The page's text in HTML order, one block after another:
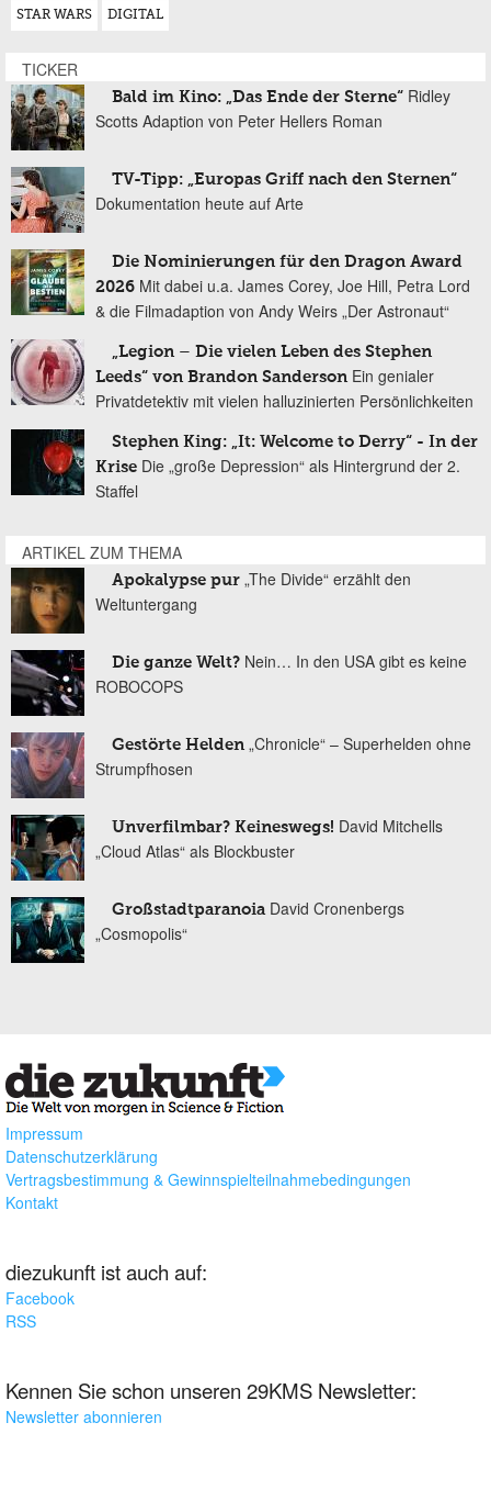
STAR WARS DIGITAL
TICKER
Bald im Kino: „Das Ende der Sterne“ Ridley
Scotts Adaption von Peter Hellers Roman
TV-Tipp: „Europas Griff nach den Sternen“
Dokumentation heute auf Arte
Die Nominierungen für den Dragon Award
2026 Mit dabei u.a. James Corey, Joe Hill, Petra Lord
& die Filmadaption von Andy Weirs „Der Astronaut“
„Legion – Die vielen Leben des Stephen
Leeds“ von Brandon Sanderson Ein genialer
Privatdetektiv mit vielen halluzinierten Persönlichkeiten
Stephen King: „It: Welcome to Derry“ - In der
Krise Die „große Depression“ als Hintergrund der 2.
Staffel
ARTIKEL ZUM THEMA
Apokalypse pur „The Divide“ erzählt den
Weltuntergang
Die ganze Welt? Nein… In den USA gibt es keine
ROBOCOPS
Gestörte Helden „Chronicle“ – Superhelden ohne
Strumpfhosen
Unverfilmbar? Keineswegs! David Mitchells
„Cloud Atlas“ als Blockbuster
Großstadtparanoia David Cronenbergs
„Cosmopolis“
Impressum
Datenschutzerklärung
Vertragsbestimmung & Gewinnspielteilnahmebedingungen
Kontakt
diezukunft ist auch auf:
Facebook
RSS
Kennen Sie schon unseren 29KMS Newsletter:
Newsletter abonnieren